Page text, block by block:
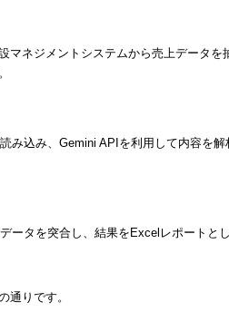
マネジメントシステムから売上データを
み込み、Gemini APIを利用して内容を
ータを突合し、結果をExcelレポートと
通りです。